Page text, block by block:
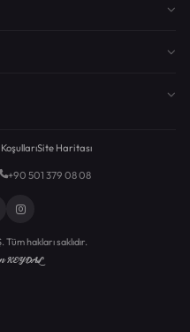
Site Haritası
+90 501 379 08 08
hakları saklıdır.
KEYDAL